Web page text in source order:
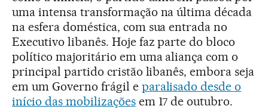
uma intensa transformação na última década
na esfera doméstica, com sua entrada no
Executivo libanês. Hoje faz parte do bloco
político majoritário em uma aliança com o
principal partido cristão libanês, embora seja
em um Governo frágil e paralisado desde o
início das mobilizaçõesem 17 de outubro.